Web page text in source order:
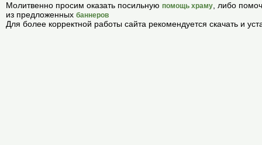
Молитвенно просим оказать посильную помощь храму , либо
из предложенных баннеров
Для более корректной работы сайта рекомендуется скачать и